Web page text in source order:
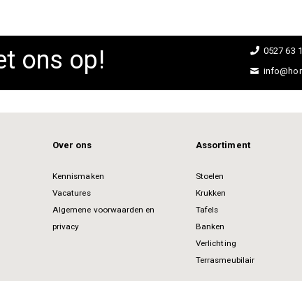
ons op!
0527 63
Over ons
Kennismaken
Vacatures
Algemene voorwaarden en
privacy
Assortiment
Stoelen
Krukken
Tafels
Banken
Verlichting
Terrasmeubilair